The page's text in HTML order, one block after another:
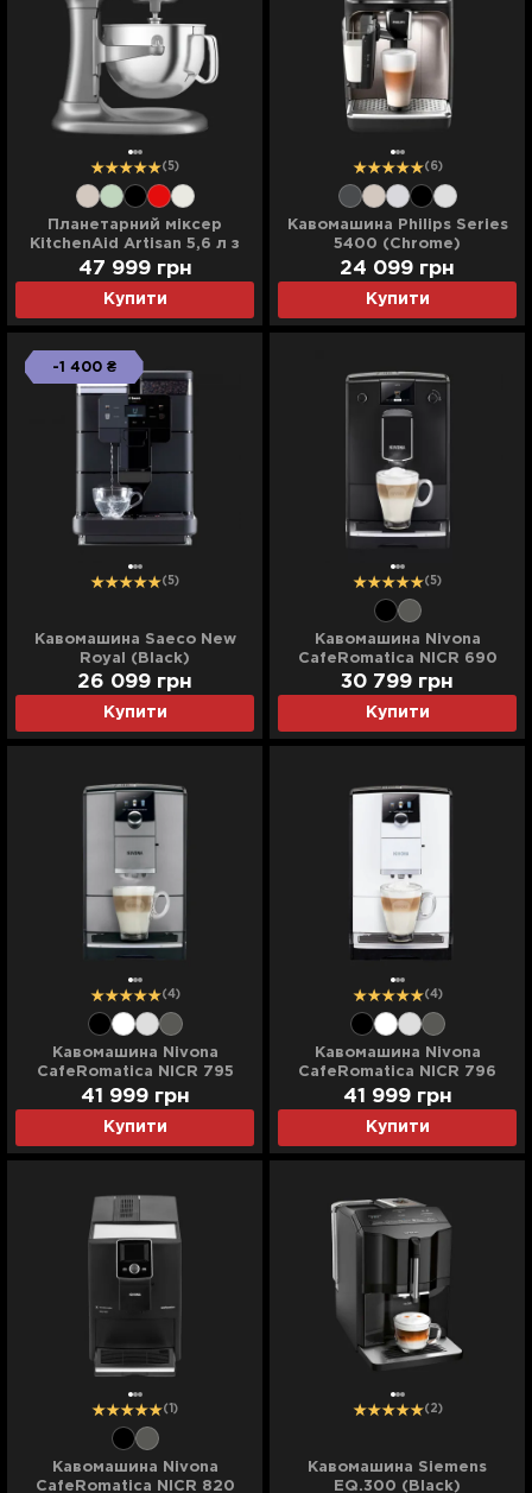
(5)
Планетарний міксер
KitchenAid Artisan 5,6 л з
підйомною чашею (Silver)
Купити
47 999 грн
(6)
Кавомашина Philips Series
5400 (Chrome)
Купити
24 099 грн
-1 400 ₴
(5)
Кавомашина Saeco New
Royal (Black)
Купити
26 099 грн
(5)
Кавомашина Nivona
CafeRomatica NICR 690
(Black)
Купити
30 799 грн
(4)
Кавомашина Nivona
CafeRomatica NICR 795
(Titanium)
Купити
41 999 грн
(4)
Кавомашина Nivona
CafeRomatica NICR 796
(White)
Купити
41 999 грн
(1)
Кавомашина Nivona
CafeRomatica NICR 820
(2)
Кавомашина Siemens
EQ.300 (Black)